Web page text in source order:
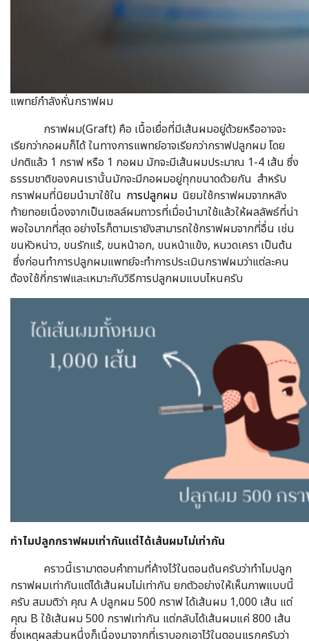
แพทย์กำลังหั่นกราฟผม
กราฟผม(Graft) คือ เนื้อเยื่อที่มีเส้นผมอยู่ด้วยหรืออาจจะ
เรียกว่ากอผมก็ได้ ในทางการแพทย์อาจเรียกว่ากราฟปลูกผม โดย
ปกติแล้ว 1 กราฟ หรือ 1 กอผม มักจะมีเส้นผมประมาณ 1-4 เส้น ซึ่ง
ธรรมชาติของคนเรานั้นมักจะมีกอผมอยู่ทุกขนาดด้วยกัน สำหรับ
กราฟผมที่นิยมนำมาใช้ใน การปลูกผม นิยมใช้กราฟผมจากหลัง
ท้ายทอยเนื่องจากเป็นเซลล์ผมถาวรที่เมื่อนำมาใช้แล้วให้ผลลัพธ์ที่น่า
พอใจมากที่สุด อย่างไรก็ตามเรายังสามารถใช้กราฟผมจากที่อื่น เช่น
ขนหัวหน่าว, ขนรักแร้, ขนหน้าอก, ขนหน้าแข้ง, หนวดเครา เป็นต้น
ซึ่งก่อนทำการปลูกผมแพทย์จะทำการประเมินกราฟผมว่าแต่ละคน
ต้องใช้กี่กราฟและเหมาะกับวิธีการปลูกผมแบบไหนครับ
ทำไมปลูกกราฟผมเท่ากันแต่ได้เส้นผมไม่เท่ากัน
คราวนี้เรามาตอบคำถามที่ค้างไว้ในตอนต้นครับว่าทำไมปลูก
กราฟผมเท่ากันแต่ได้เส้นผมไม่เท่ากัน ยกตัวอย่างให้เห็นภาพแบบนี้
ครับ สมมติว่า คุณ A ปลูกผม 500 กราฟ ได้เส้นผม 1,000 เส้น แต่
คุณ B ใช้เส้นผม 500 กราฟเท่ากัน แต่กลับได้เส้นผมแค่ 800 เส้น
ซึ่งเหตุผลส่วนหนึ่งก็เนื่องมาจากที่เราบอกเอาไว้ในตอนแรกครับว่า